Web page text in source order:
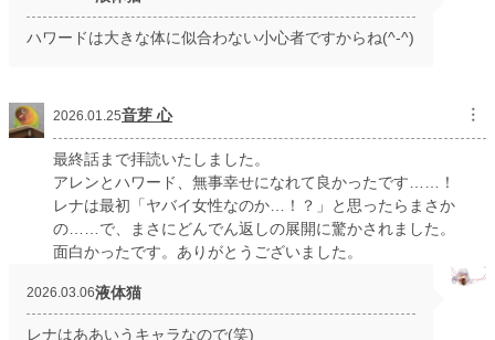
ハワードは大きな体に似合わない小心者ですからね(^-^)
2026.01.25音芽 心 ︙
最終話まで拝読いたしました。
アレンとハワード、無事幸せになれて良かったです……！
レナは最初「ヤバイ女性なのか…！？」と思ったらまさか
の……で、まさにどんでん返しの展開に驚かされました。
面白かったです。ありがとうございました。
2026.03.06液体猫
レナはああいうキャラなので(笑)